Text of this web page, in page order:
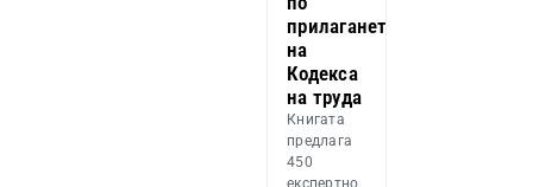
прилагането
на
Кодекса
на труда
Книгата
предлага
450
експертно